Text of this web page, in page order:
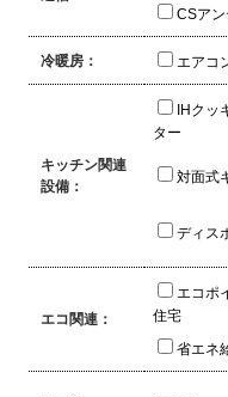
CSア
冷暖房： エアコ
キッチン関連
設備：
IHクッ
ター
対面式
ディス
エコ関連：
エコポ
住宅
省エネ